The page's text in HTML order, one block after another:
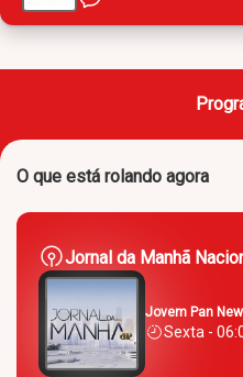
O que está rolando agora
Jornal da Manhã
Jovem Pan
Sexta -